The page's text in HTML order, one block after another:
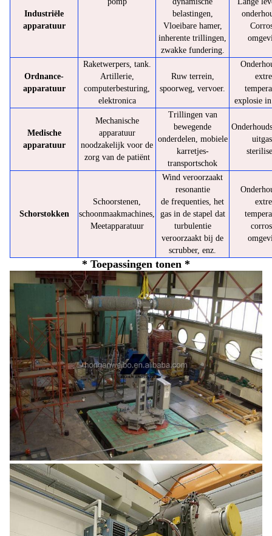
Industriële
apparatuur
belastingen,
Vloeibare hamer,
inherente trillingen,
zwakke fundering.
Ordnance-
apparatuur
Raketwerpers, tank.
Artillerie,
computerbesturing,
elektronica
Ruw terrein,
spoorweg, vervoer.
explosie
Medische
apparatuur
Mechanische
apparatuur
noodzakelijk voor de
zorg van de patiënt
Trillingen van
bewegende
onderdelen, mobiele
karretjes-
transportschok
Schorstokken
Schoorstenen,
schoonmaakmachines,
Meetapparatuur
Wind veroorzaakt
resonantie
de frequenties, het
gas in de stapel dat
turbulentie
veroorzaakt bij de
scrubber, enz.
* Toepassingen tonen *